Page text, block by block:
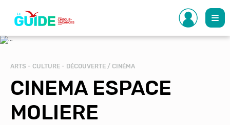
contenu
principal
ARTS - CULTURE - DÉCOUVERTE / CINÉMA
CINEMA ESPACE
MOLIERE